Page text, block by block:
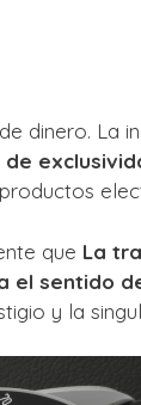
dinero. La
de
que La
el sentido
y la